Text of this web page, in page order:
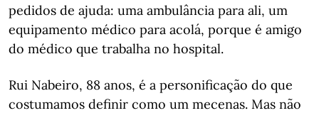
pedidos de ajuda: uma ambulância para ali, um
equipamento médico para acolá, porque é amigo
do médico que trabalha no hospital.
Rui Nabeiro, 88 anos, é a personificação do que
costumamos definir como um mecenas. Mas não